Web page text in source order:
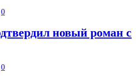
0
новый роман с
0